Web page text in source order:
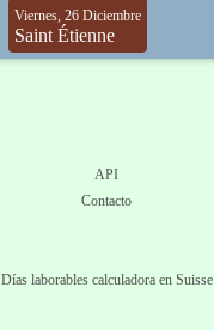
Viernes, 26 Diciembre
Saint Étienne
API
Contacto
Días laborables calculadora en Suisse